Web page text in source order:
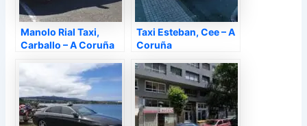
Manolo Rial Taxi,
Carballo – A Coruña
Taxi Esteban, Cee – A
Coruña